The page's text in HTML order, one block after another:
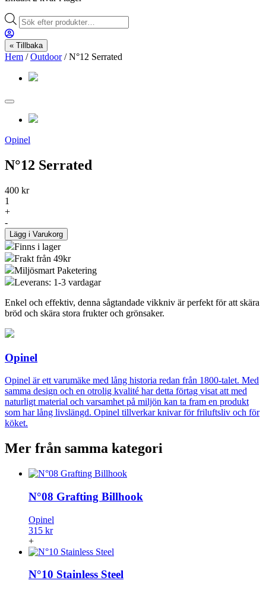
Products
search
« Tillbaka
Hem /Outdoor/ N°12 Serrated
Opinel
N°12 Serrated
400 kr
1
+
-
Lägg i Varukorg
Finns i lager
Frakt från 49kr
Miljösmart Paketering
Leverans: 1-3 vardagar
Enkel och effektiv, denna sågtandade vikkniv är perfekt för att skära
bröd och skära stora frukter och grönsaker.
Opinel
Opinel är ett varumäke med lång historia redan från 1800-talet. Med
samma design och en otrolig kvalité har detta förtag visat att med
naturligt material och varsamhet på miljön kan ta fram en produkt
som har lång livslängd. Opinel tillverkar knivar för friluftsliv och för
köket.
Mer från samma kategori
N°08 Grafting Billhook
Opinel
315 kr
+
N°10 Stainless Steel